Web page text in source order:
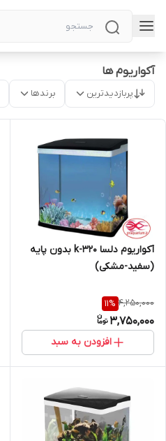
آکواریوم ها
پربازدیدترین برندها
آکواریوم دلسا k-320 بدون پایه
(سفید-مشکی)
4,250,000
11%
3,750,000
افزودن به سبد